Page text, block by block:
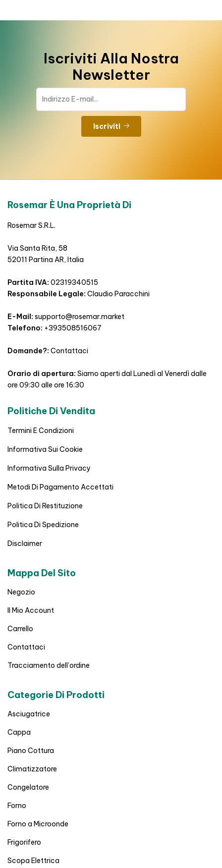
Iscriviti Alla Nostra
Newsletter
Iscriviti
Rosemar È Una Proprietà Di
Rosemar S.R.L.
Via Santa Rita, 58
52011 Partina AR, Italia
Partita IVA: 02319340515
Responsabile Legale: Claudio Paracchini
E-Mail: supporto@rosemar.market
Telefono: +393508516067
Domande?: Contattaci
Orario di apertura: Siamo aperti dal Lunedì al Venerdì dalle
ore 09:30 alle ore 16:30
Politiche Di Vendita
Termini E Condizioni
Informativa Sui Cookie
Informativa Sulla Privacy
Metodi Di Pagamento Accettati
Politica Di Restituzione
Politica Di Spedizione
Disclaimer
Mappa Del Sito
Negozio
Il Mio Account
Carrello
Contattaci
Tracciamento dell’ordine
Categorie Di Prodotti
Asciugatrice
Cappa
Piano Cottura
Climatizzatore
Congelatore
Forno
Forno a Microonde
Frigorifero
Scopa Elettrica